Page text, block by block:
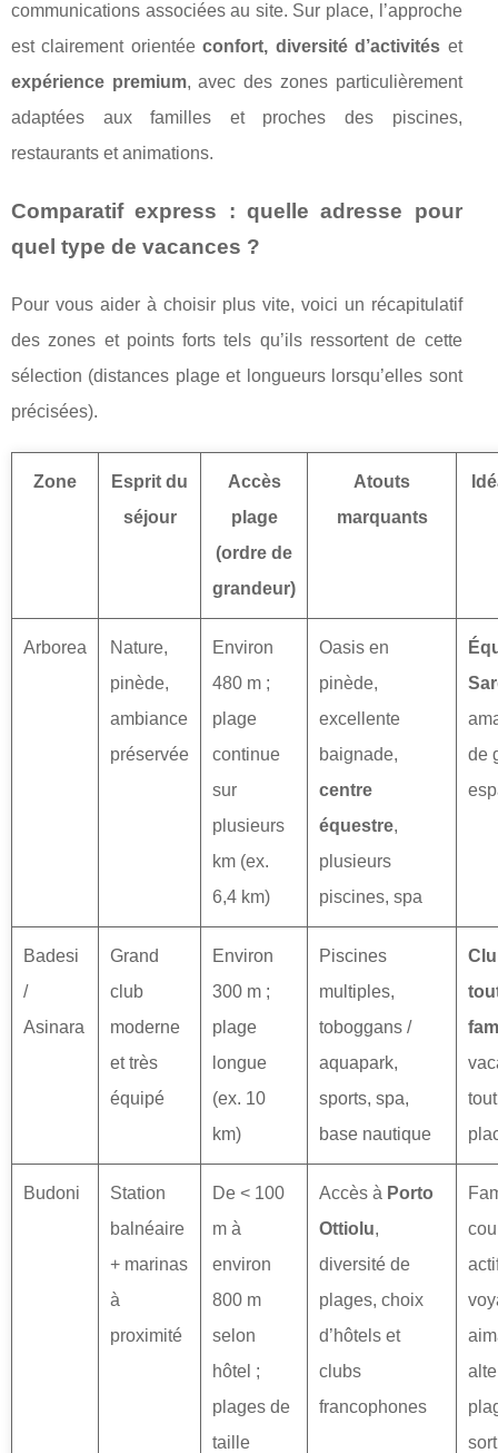
communications associées au site. Sur place, l’approche
est clairement orientéeconfort, diversité d’activités et
expérience premium, avec des zones particulièrement
adaptées aux familles et proches des piscines,
restaurants et animations.
Comparatif express : quelle adresse pour
quel type de vacances ?
Pour vous aider à choisir plus vite, voici un récapitulatif
des zones et points forts tels qu’ils ressortent de cette
sélection (distances plage et longueurs lorsqu’elles sont
précisées).
Zone
Esprit du
séjour
Accès
plage
(ordre de
grandeur)
Atouts
marquants
Arborea
Nature,
pinède,
ambiance
préservée
Environ
480 m ;
plage
continue
sur
plusieurs
km (ex.
6,4 km)
Oasis en
pinède,
excellente
baignade,
centre
équestre,
plusieurs
piscines, spa
de
Badesi
/
Asinara
Grand
club
moderne
et très
équipé
Environ
300 m ;
plage
longue
(ex. 10
km)
Piscines
multiples,
toboggans /
aquapark,
sports, spa,
base nautique
Budoni
Station
balnéaire
+ marinas
à
proximité
De < 100
m à
environ
800 m
selon
hôtel ;
plages de
taille
Accès à Porto
Ottiolu,
diversité de
plages, choix
d’hôtels et
clubs
francophones